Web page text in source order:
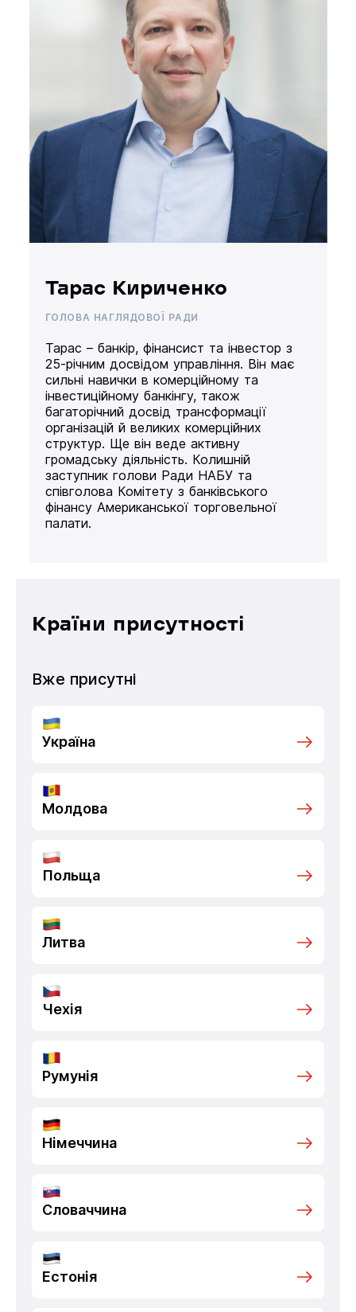
Тарас Кириченко
ГОЛОВА НАГЛЯДОВОЇ РАДИ
Тарас – банкір, фінансист та інвестор з
25-річним досвідом управління. Він має
сильні навички в комерційному та
інвестиційному банкінгу, також
багаторічний досвід трансформації
організацій й великих комерційних
структур. Ще він веде активну
громадську діяльність. Колишній
заступник голови Ради НАБУ та
співголова Комітету з банківського
фінансу Американської торговельної
палати.
Країни присутності
Вже присутні
Україна
Молдова
Польща
Литва
Чехія
Румунія
Німеччина
Словаччина
Естонія